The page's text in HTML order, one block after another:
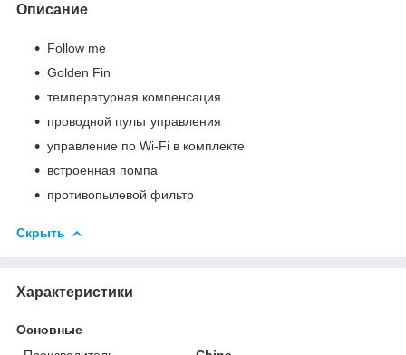
Описание
Follow me
Golden Fin
температурная компенсация
проводной пульт управления
управление по Wi-Fi в комплекте
встроенная помпа
противопылевой фильтр
Скрыть
Характеристики
Основные